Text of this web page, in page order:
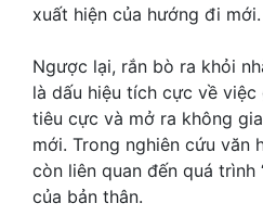
xuất hiện của hướng đi mới.
Ngược lại, rắn bò ra khỏi
là dấu hiệu tích cực về
tiêu cực và mở ra không
mới. Trong nghiên cứu văn
còn liên quan đến quá trình
của bản thân.